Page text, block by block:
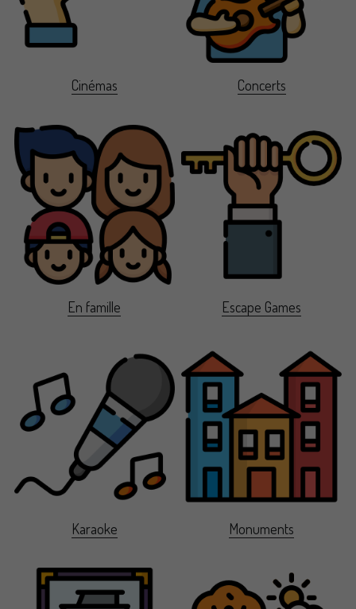
Cinémas Concerts
En famille Escape Games
Karaoke Monuments